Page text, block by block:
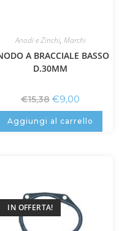
Anodi e Zinchi, Marchi
A BRACCIALE BASSO
D.30MM
€15,38 €9,00
Aggiungi al carrello
IN OFFERTA!